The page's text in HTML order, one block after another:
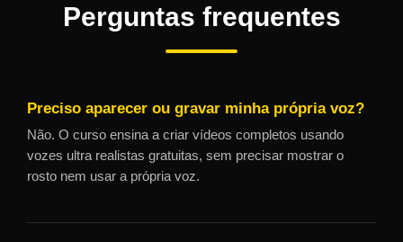
Perguntas frequentes
Preciso aparecer ou gravar minha própria voz?
Não. O curso ensina a criar vídeos completos usando
vozes ultra realistas gratuitas, sem precisar mostrar o
rosto nem usar a própria voz.